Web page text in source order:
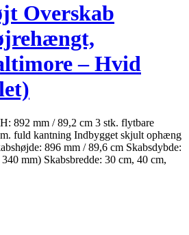
Overskab
– Hvid
892 mm / 89,2 cm 3 stk. flytbare
fuld kantning Indbygget skjult ophæng
896 mm / 89,6 cm Skabsdybde:
mm) Skabsbredde: 30 cm, 40 cm,